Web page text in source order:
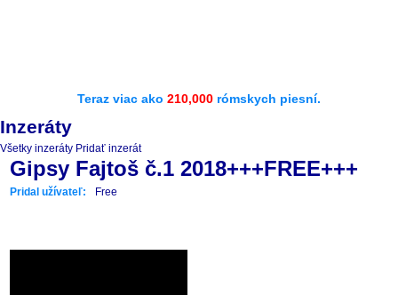
Teraz viac ako 210,000 rómskych piesní.
Inzeráty
Všetky inzeráty Pridať inzerát
Gipsy Fajtoš č.1 2018+++FREE+++
Pridal užívateľ: Free